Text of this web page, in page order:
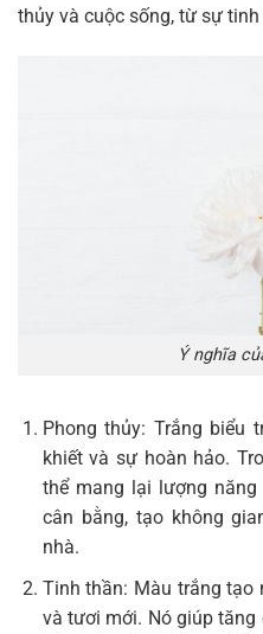
thủy và cuộc sống, từ sự
Ý nghĩa
Phong thủy: Trắng biểu
khiết và sự hoàn hảo.
thể mang lại lượng
cân bằng, tạo không
nhà.
Tinh thần: Màu trắng tạo
và tươi mới. Nó giúp